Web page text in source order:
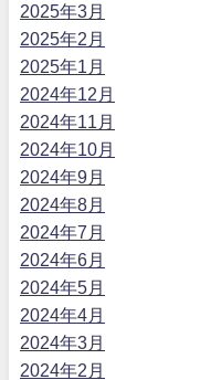
2025年3月
2025年2月
2025年1月
2024年12月
2024年11月
2024年10月
2024年9月
2024年8月
2024年7月
2024年6月
2024年5月
2024年4月
2024年3月
2024年2月